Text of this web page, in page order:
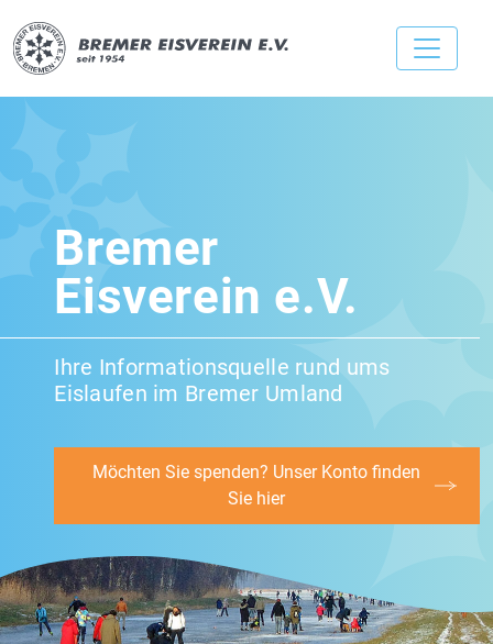
Bremer
Eisverein e.V.
Ihre Informationsquelle rund ums
Eislaufen im Bremer Umland
Möchten Sie spenden? Unser Konto finden
Sie hier